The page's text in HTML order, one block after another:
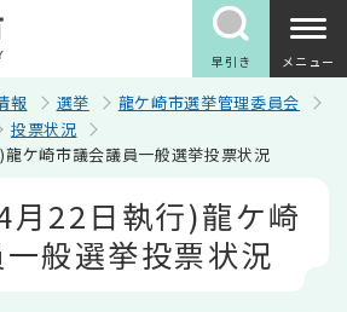
早引き メニュー
報 選挙
龍ケ崎市選挙管理委員会
投票状況
ケ崎市議会議員一般選挙投票状況
月22日執行)龍ケ崎
般選挙投票状況